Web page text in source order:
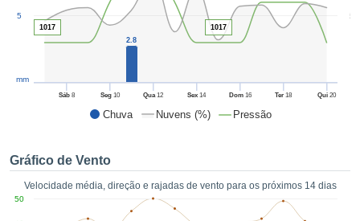
custo.
o
no
como
CONFIGURAÇÕES
Chuva Nuvens (%) Pressão
50
Sáb8 Seg10 Qua12 Sex 14 Dom16 Ter 18 Qui 20
5
mm
2.8
1017 1017
Gráfico de Vento
Velocidade média, direção e rajadas de vento para os próximos 14 dias
50